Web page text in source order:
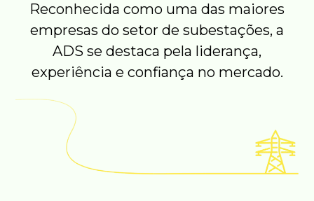
Reconhecida como uma das maiores
empresas do setor de subestações, a
ADS se destaca pela liderança,
experiência e confiança no mercado.